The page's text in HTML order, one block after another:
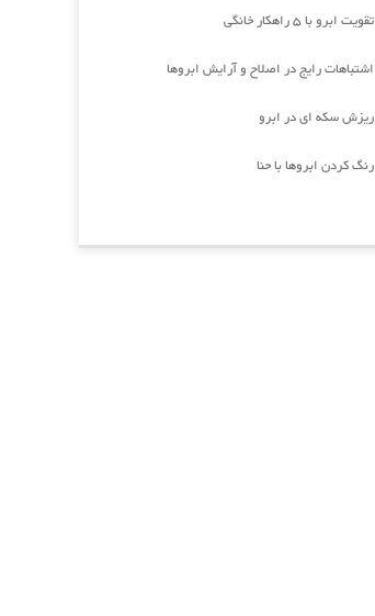
تقویت ابرو با 5 راهکار خانگی
اشتباهات رایج در اصلاح و آرایش ابروها
ریزش سکه ای در ابرو
رنگ کردن ابروها با حنا